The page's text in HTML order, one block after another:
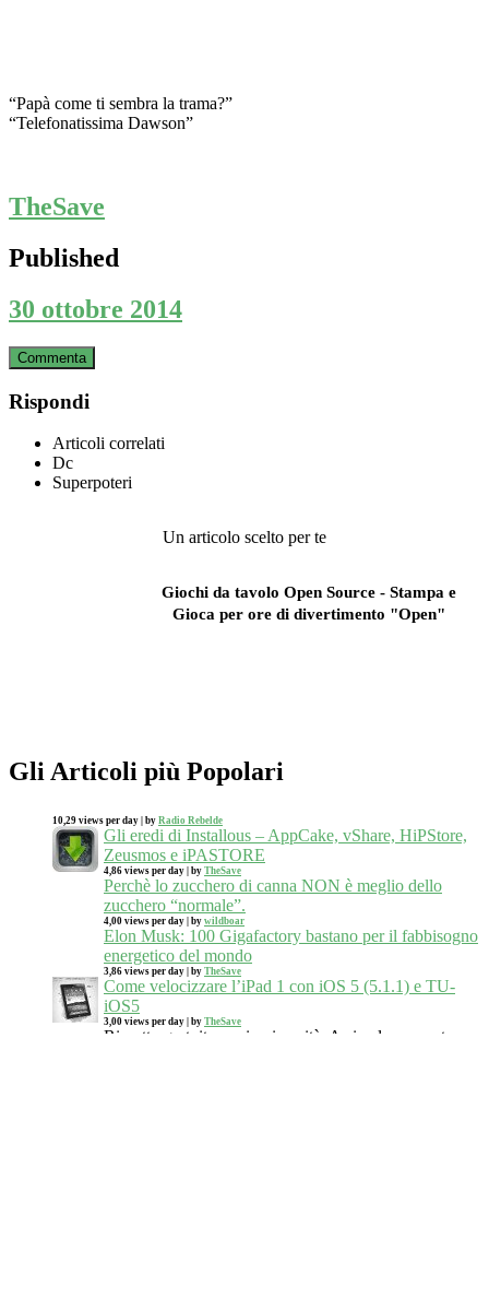
“Papà come ti sembra la trama?”
“Telefonatissima Dawson”
TheSave
Published
30 ottobre 2014
Commenta
Rispondi
Articoli correlati
Dc
Superpoteri
Un articolo scelto per te
Giochi da tavolo Open Source - Stampa e
Gioca per ore di divertimento "Open"
Gli Articoli più Popolari
10,29 views per day by Radio Rebelde
Gli eredi di Installous – AppCake, vShare, HiPStore,
Zeusmos e iPASTORE
4,86 views per day by TheSave
Perchè lo zucchero di canna NON è meglio dello
zucchero “normale”.
4,00 views per day by wildboar
Elon Musk: 100 Gigafactory bastano per il fabbisogno
energetico del mondo
3,86 views per day by TheSave
Come velocizzare l’iPad 1 con iOS 5 (5.1.1) e TU-
iOS5
3,00 views per day by TheSave
Riscatto gratuito anni università. Arriva la proposta